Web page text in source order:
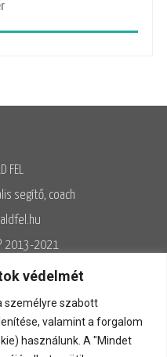
védelmét
személyre szabott
valamint a forgalom
használunk. A "Mindet
FEL
segítő, coach
2013-2021
felhasználásuk kizárólag az
engedélyezett.
szerződési feltételek◊